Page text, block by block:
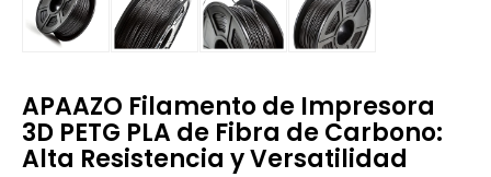
APAAZO Filamento de Impresora
3D PETG PLA de Fibra de Carbono:
Alta Resistencia y Versatilidad